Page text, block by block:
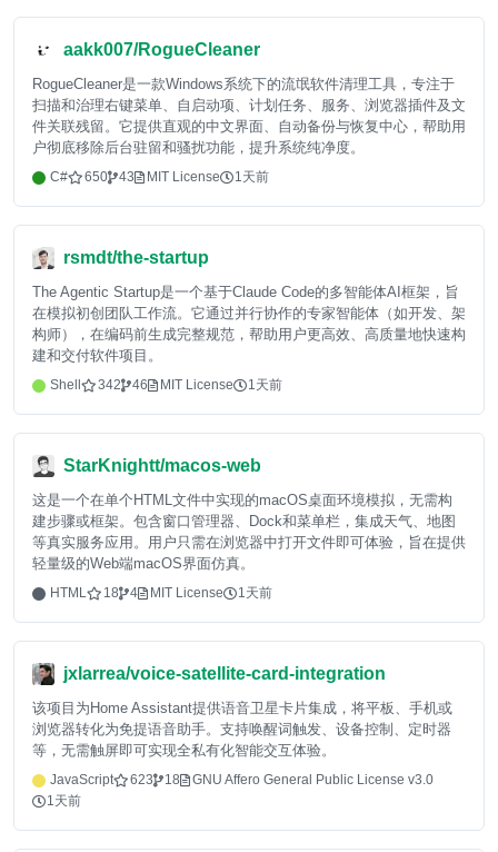
aakk007/RogueCleaner
RogueCleaner是一款Windows系统下的流氓软件清理工具，专注于
扫描和治理右键菜单、自启动项、计划任务、服务、浏览器插件及文
件关联残留。它提供直观的中文界面、自动备份与恢复中心，帮助用
户彻底移除后台驻留和骚扰功能，提升系统纯净度。
C# 650 43 MIT License 1天前
rsmdt/the-startup
The Agentic Startup是一个基于Claude Code的多智能体AI框架，旨
在模拟初创团队工作流。它通过并行协作的专家智能体（如开发、架
构师），在编码前生成完整规范，帮助用户更高效、高质量地快速构
建和交付软件项目。
Shell 342 46 MIT License 1天前
StarKnightt/macos-web
这是一个在单个HTML文件中实现的macOS桌面环境模拟，无需构
建步骤或框架。包含窗口管理器、Dock和菜单栏，集成天气、地图
等真实服务应用。用户只需在浏览器中打开文件即可体验，旨在提供
轻量级的Web端macOS界面仿真。
HTML 18 4 MIT License 1天前
jxlarrea/voice-satellite-card-integration
该项目为Home Assistant提供语音卫星卡片集成，将平板、手机或
浏览器转化为免提语音助手。支持唤醒词触发、设备控制、定时器
等，无需触屏即可实现全私有化智能交互体验。
JavaScript 623 18
GNU Affero General Public License v3.0
1天前